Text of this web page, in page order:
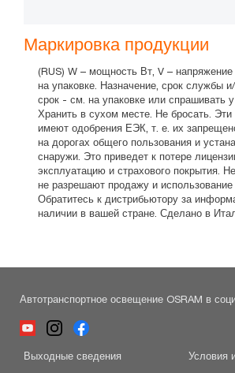
Маркировка продукции
(RUS) W – мощность Вт, V –
на упаковке. Назначение, срок службы
срок - см. на упаковке или спрашивать у
Хранить в сухом месте. Не бросать. Эти
имеют одобрения ЕЭК, т. е. их
на дорогах общего пользования и
снаружи. Это приведет к потере
эксплуатацию и страхового покрытия.
не разрешают продажу и использование
Обратитесь к дистрибьютору за
наличии в вашей стране. Сделано в
Автотранспортное освещение OSRAM в
Выходные сведения
Условия